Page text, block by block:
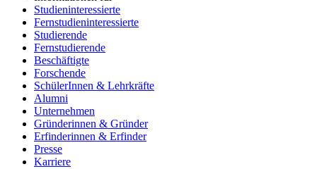
Studieninteressierte
Fernstudieninteressierte
Studierende
Fernstudierende
Beschäftigte
Forschende
SchülerInnen & Lehrkräfte
Alumni
Unternehmen
Gründerinnen & Gründer
Erfinderinnen & Erfinder
Presse
Karriere